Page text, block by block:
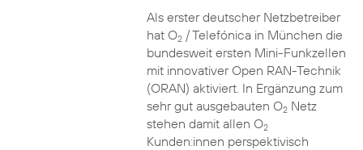
Als erster deutscher Netzbetreiber
hat O2/ Telefónica in München die
bundesweit ersten Mini-Funkzellen
mit innovativer Open RAN-Technik
(ORAN) aktiviert. In Ergänzung zum
sehr gut ausgebauten O2Netz
stehen damit allen O2
Kunden:innen perspektivisch